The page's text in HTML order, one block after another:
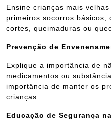
Ensine crianças mais
primeiros socorros básicos,
cortes, queimaduras ou
Prevenção de
Explique a importância de
medicamentos ou
importância de manter os
crianças.
Educação de Segurança